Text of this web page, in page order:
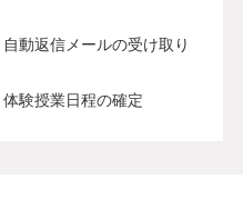
自動返信メールの受け取り
体験授業日程の確定